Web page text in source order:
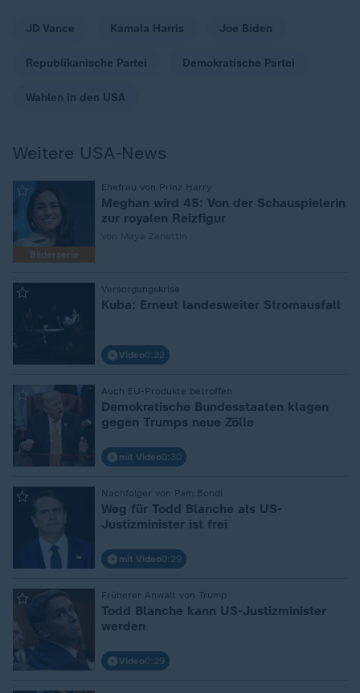
JD Vance Kamala Harris Joe Biden
Republikanische Partei Demokratische Partei
Wahlen in den USA
Weitere USA-News
Bilderserie
Ehefrau von Prinz Harry
:
Meghan wird 45: Von der Schauspielerin
zur royalen Reizfigur
Versorgungskrise
: Kuba: Erneut landesweiter Stromausfall
Video0:22
Auch EU-Produkte betroffen
Demokratische Bundesstaaten klagen
gegen Trumps neue Zölle
mit Video0:30
Nachfolger von Pam Bondi
:
Weg für Todd Blanche als US-
Justizminister ist frei
mit Video0:29
Früherer Anwalt von Trump
:
Todd Blanche kann US-Justizminister
werden
Video0:29